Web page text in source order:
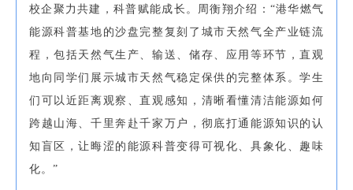
校企聚力共建，科普赋能成长。周衡翔介绍：“港华燃气
能源科普基地的沙盘完整复刻了城市天然气全产业链流
程，包括天然气生产、输送、储存、应用等环节，直观
地向同学们展示城市天然气稳定保供的完整体系。学生
们可以近距离观察、直观感知，清晰看懂清洁能源如何
跨越山海、千里奔赴千家万户，彻底打通能源知识的认
知盲区，让晦涩的能源科普变得可视化、具象化、趣味
化。”